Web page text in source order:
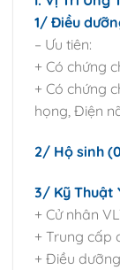
1/ Điều
– Ưu tiên:
+ Có chứng
+ Có chứng
họng, Điện
2/ Hộ sinh
3/ Kỹ Thuật
+ Cử nhân
+ Trung cấp
+ Điều dưỡng